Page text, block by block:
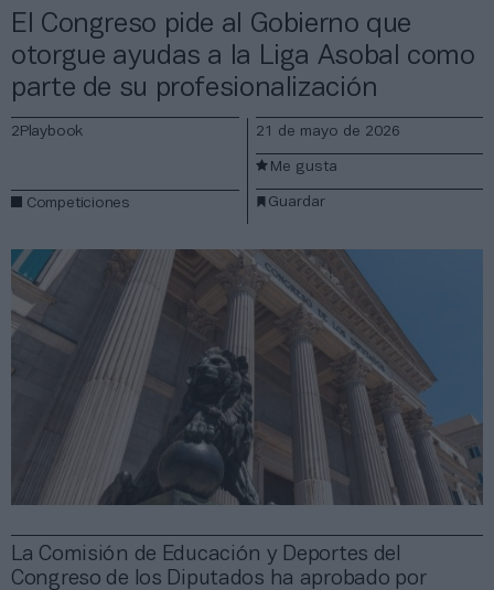
El Congreso pide al Gobierno que
otorgue ayudas a la Liga Asobal como
parte de su profesionalización
La Comisión de Educación y Deportes del
Congreso de los Diputados ha aprobado por
2Playbook
Competiciones
21 de mayo de 2026
Guardar
Me gusta